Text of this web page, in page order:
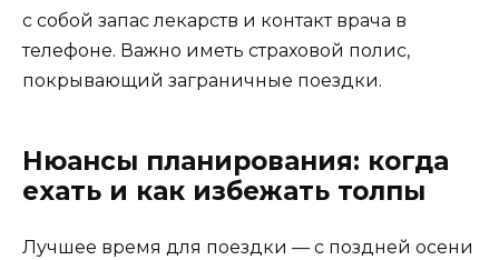
с собой запас лекарств и контакт врача в
телефоне. Важно иметь страховой полис,
покрывающий заграничные поездки.
Нюансы планирования: когда
ехать и как избежать толпы
Лучшее время для поездки — с поздней осени